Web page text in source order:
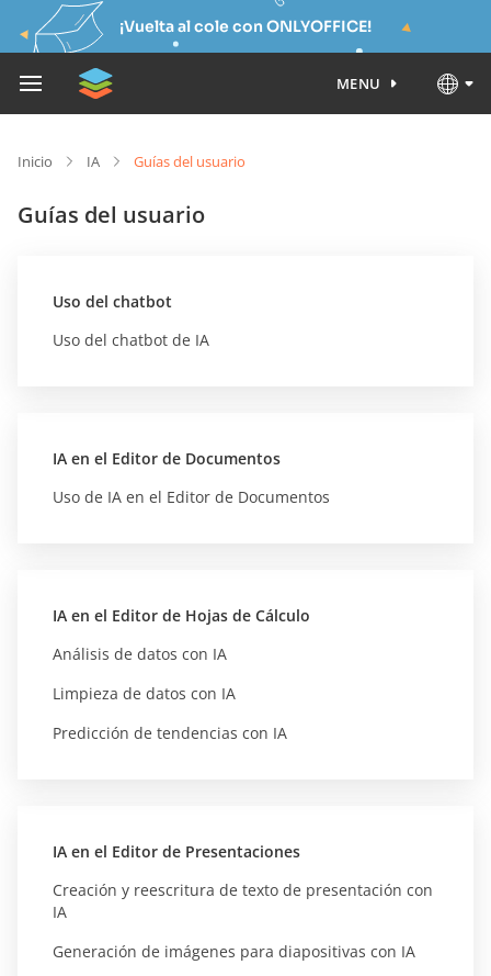
¡Vuelta al cole con ONLYOFFICE!
MENU
Inicio IA Guías del usuario
Guías del usuario
Uso del chatbot
Uso del chatbot de IA
IA en el Editor de Documentos
Uso de IA en el Editor de Documentos
IA en el Editor de Hojas de Cálculo
Análisis de datos con IA
Limpieza de datos con IA
Predicción de tendencias con IA
IA en el Editor de Presentaciones
Creación y reescritura de texto de presentación con
IA
Generación de imágenes para diapositivas con IA